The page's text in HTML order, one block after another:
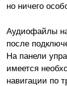
но ничего
Аудиофайлы
после
На панели
имеется
навигации по